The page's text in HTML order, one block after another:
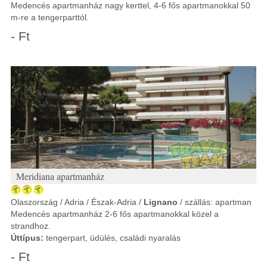
Medencés apartmanház nagy kerttel, 4-6 fős apartmanokkal 50
m-re a tengerparttól.
- Ft
Meridiana apartmanház
Olaszország / Adria / Észak-Adria / Lignano / szállás: apartman
Medencés apartmanház 2-6 fős apartmanokkal közel a
strandhoz.
Úttípus: tengerpart, üdülés, családi nyaralás
- Ft